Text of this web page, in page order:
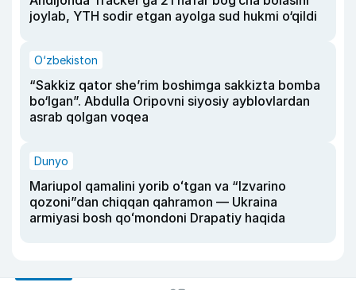
joylab, YTH sodir etgan ayolga sud hukmi o‘qildi
O‘zbekiston
“Sakkiz qator she’rim boshimga sakkizta bomba
bo‘lgan”. Abdulla Oripovni siyosiy ayblovlardan
asrab qolgan voqea
Dunyo
Mariupol qamalini yorib oʻtgan va “Izvarino
qozoni”dan chiqqan qahramon — Ukraina
armiyasi bosh qoʻmondoni Drapatiy haqida